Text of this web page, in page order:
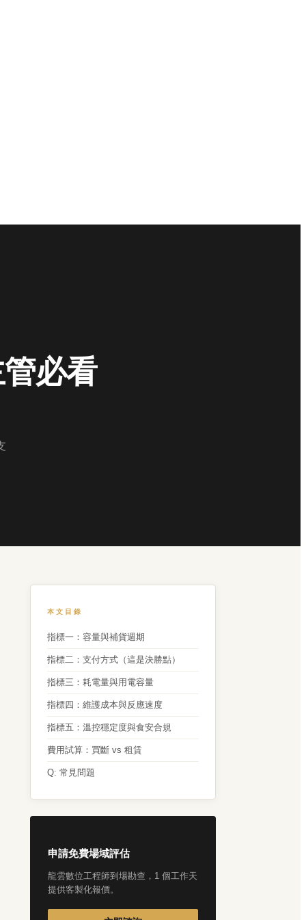
必看
本文目錄
指標一：容量與補貨週期
指標二：支付方式（這是決勝點）
指標三：耗電量與用電容量
指標四：維護成本與反應速度
指標五：溫控穩定度與食安合規
費用試算：買斷 vs 租賃
Q: 常見問題
申請免費場域評估
龍雲數位工程師到場勘查，1 個工作天
提供客製化報價。